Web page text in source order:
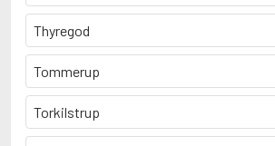
Thyregod
Tommerup
Torkilstrup